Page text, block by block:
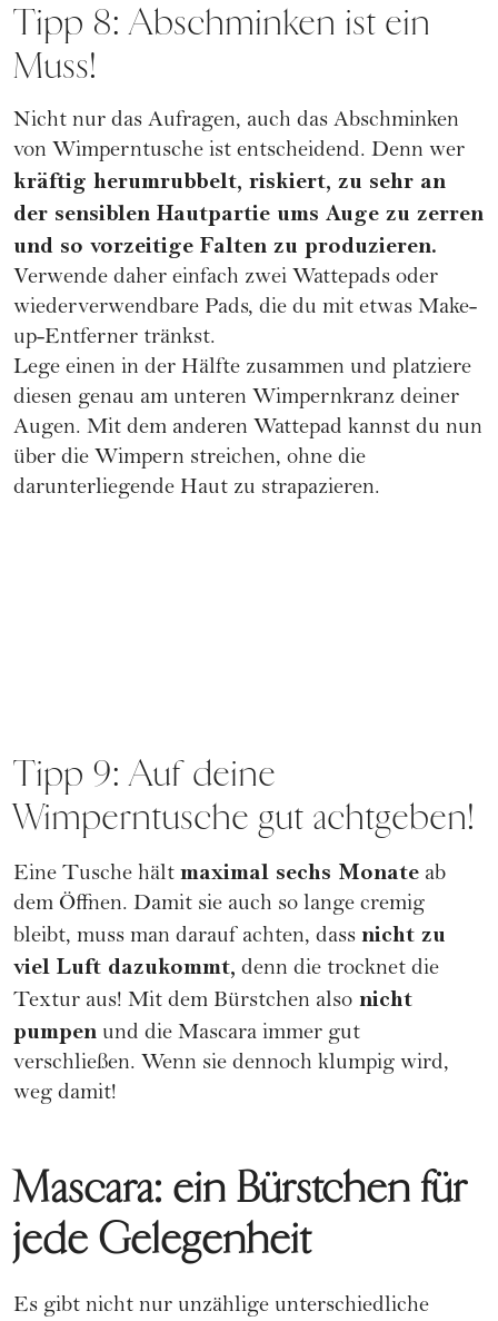
Tipp 8: Abschminken ist ein
Muss!
Nicht nur das Aufragen, auch das Abschminken
von Wimperntusche ist entscheidend. Denn wer
kräftig herumrubbelt, riskiert, zu sehr an
der sensiblen Hautpartie ums Auge zu zerren
und so vorzeitige Falten zu produzieren.
Verwende daher einfach zwei Wattepads oder
wiederverwendbare Pads, die du mit etwas Make-
up-Entferner tränkst.
Lege einen in der Hälfte zusammen und platziere
diesen genau am unteren Wimpernkranz deiner
Augen. Mit dem anderen Wattepad kannst du nun
über die Wimpern streichen, ohne die
darunterliegende Haut zu strapazieren.
Tipp 9: Auf deine
Wimperntusche gut achtgeben!
Eine Tusche hält maximal sechs Monate ab
dem Öffnen. Damit sie auch so lange cremig
bleibt, muss man darauf achten, dass nicht zu
viel Luft dazukommt, denn die trocknet die
Textur aus! Mit dem Bürstchen also nicht
pumpen und die Mascara immer gut
verschließen. Wenn sie dennoch klumpig wird,
weg damit!
Mascara: ein Bürstchen für
jede Gelegenheit
Es gibt nicht nur unzählige unterschiedliche